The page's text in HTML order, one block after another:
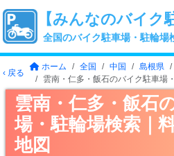
【みんなのバイク
全国のバイク駐車場・駐輪場
‹ 戻る
ホーム 全国 中国 島根県
雲南・仁多・飯石のバイク駐車場
雲南・仁多・飯石
場・駐輪場検索｜
地図